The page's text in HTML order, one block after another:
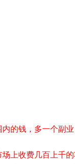
的钱，多一个副业
上收费几百上千